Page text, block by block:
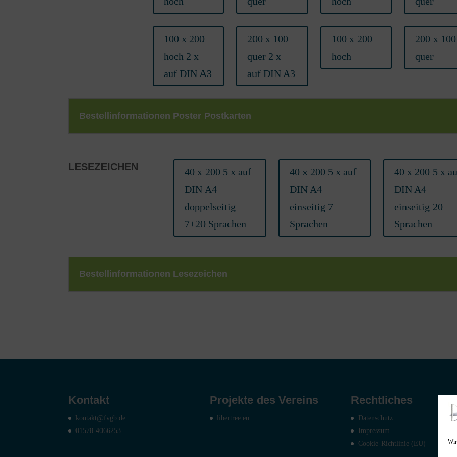
100 x 200
hoch 2 x
auf DIN A3
200 x 100
quer 2 x
auf DIN A3
100 x 200
hoch
200 x 100
quer
Bestellinformationen Poster Postkarten
LESEZEICHEN
40 x 200 5 x auf
DIN A4
doppelseitig
7+20 Sprachen
40 x 200 5 x auf
DIN A4
einseitig 7
Sprachen
40 x 200 5 x
DIN A4
einseitig 20
Sprachen
Bestellinformationen Lesezeichen
Kontakt
kontakt@fvgb.de
01578-4066253
Projekte des Vereins
libertree.eu
Rechtliches
Datenschutz
Impressum
Cookie-Richtlinie (EU)